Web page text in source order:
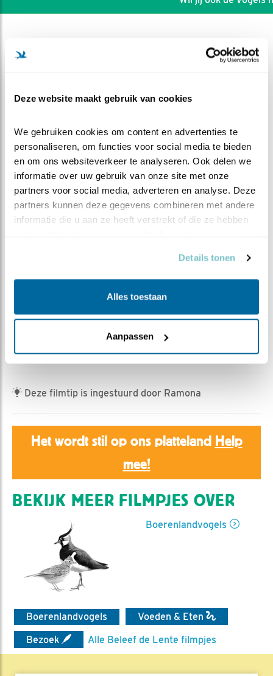
Deze website maakt gebruik van cookies
We gebruiken cookies om content en advertenties te
personaliseren, om functies voor social media te bieden
en om ons websiteverkeer te analyseren. Ook delen we
informatie over uw gebruik van onze site met onze
partners voor social media, adverteren en analyse. Deze
partners kunnen deze gegevens combineren met andere
informatie die u aan ze heeft verstrekt of die ze hebben
Details tonen
Alles toestaan
Aanpassen
DEEL DIT FILMPJE
Gisteravond streken tientallen spreeuwen neer.
Maar eerst familie eend en kemphanen.
De haas sluit af.
Deze filmtip is ingestuurd door Ramona
Het wordt stil op ons platteland Help
mee!
BEKIJK MEER FILMPJES OVER
Boerenlandvogels
Boerenlandvogels
Voeden & Eten
Bezoek
Alle Beleef de Lente filmpjes